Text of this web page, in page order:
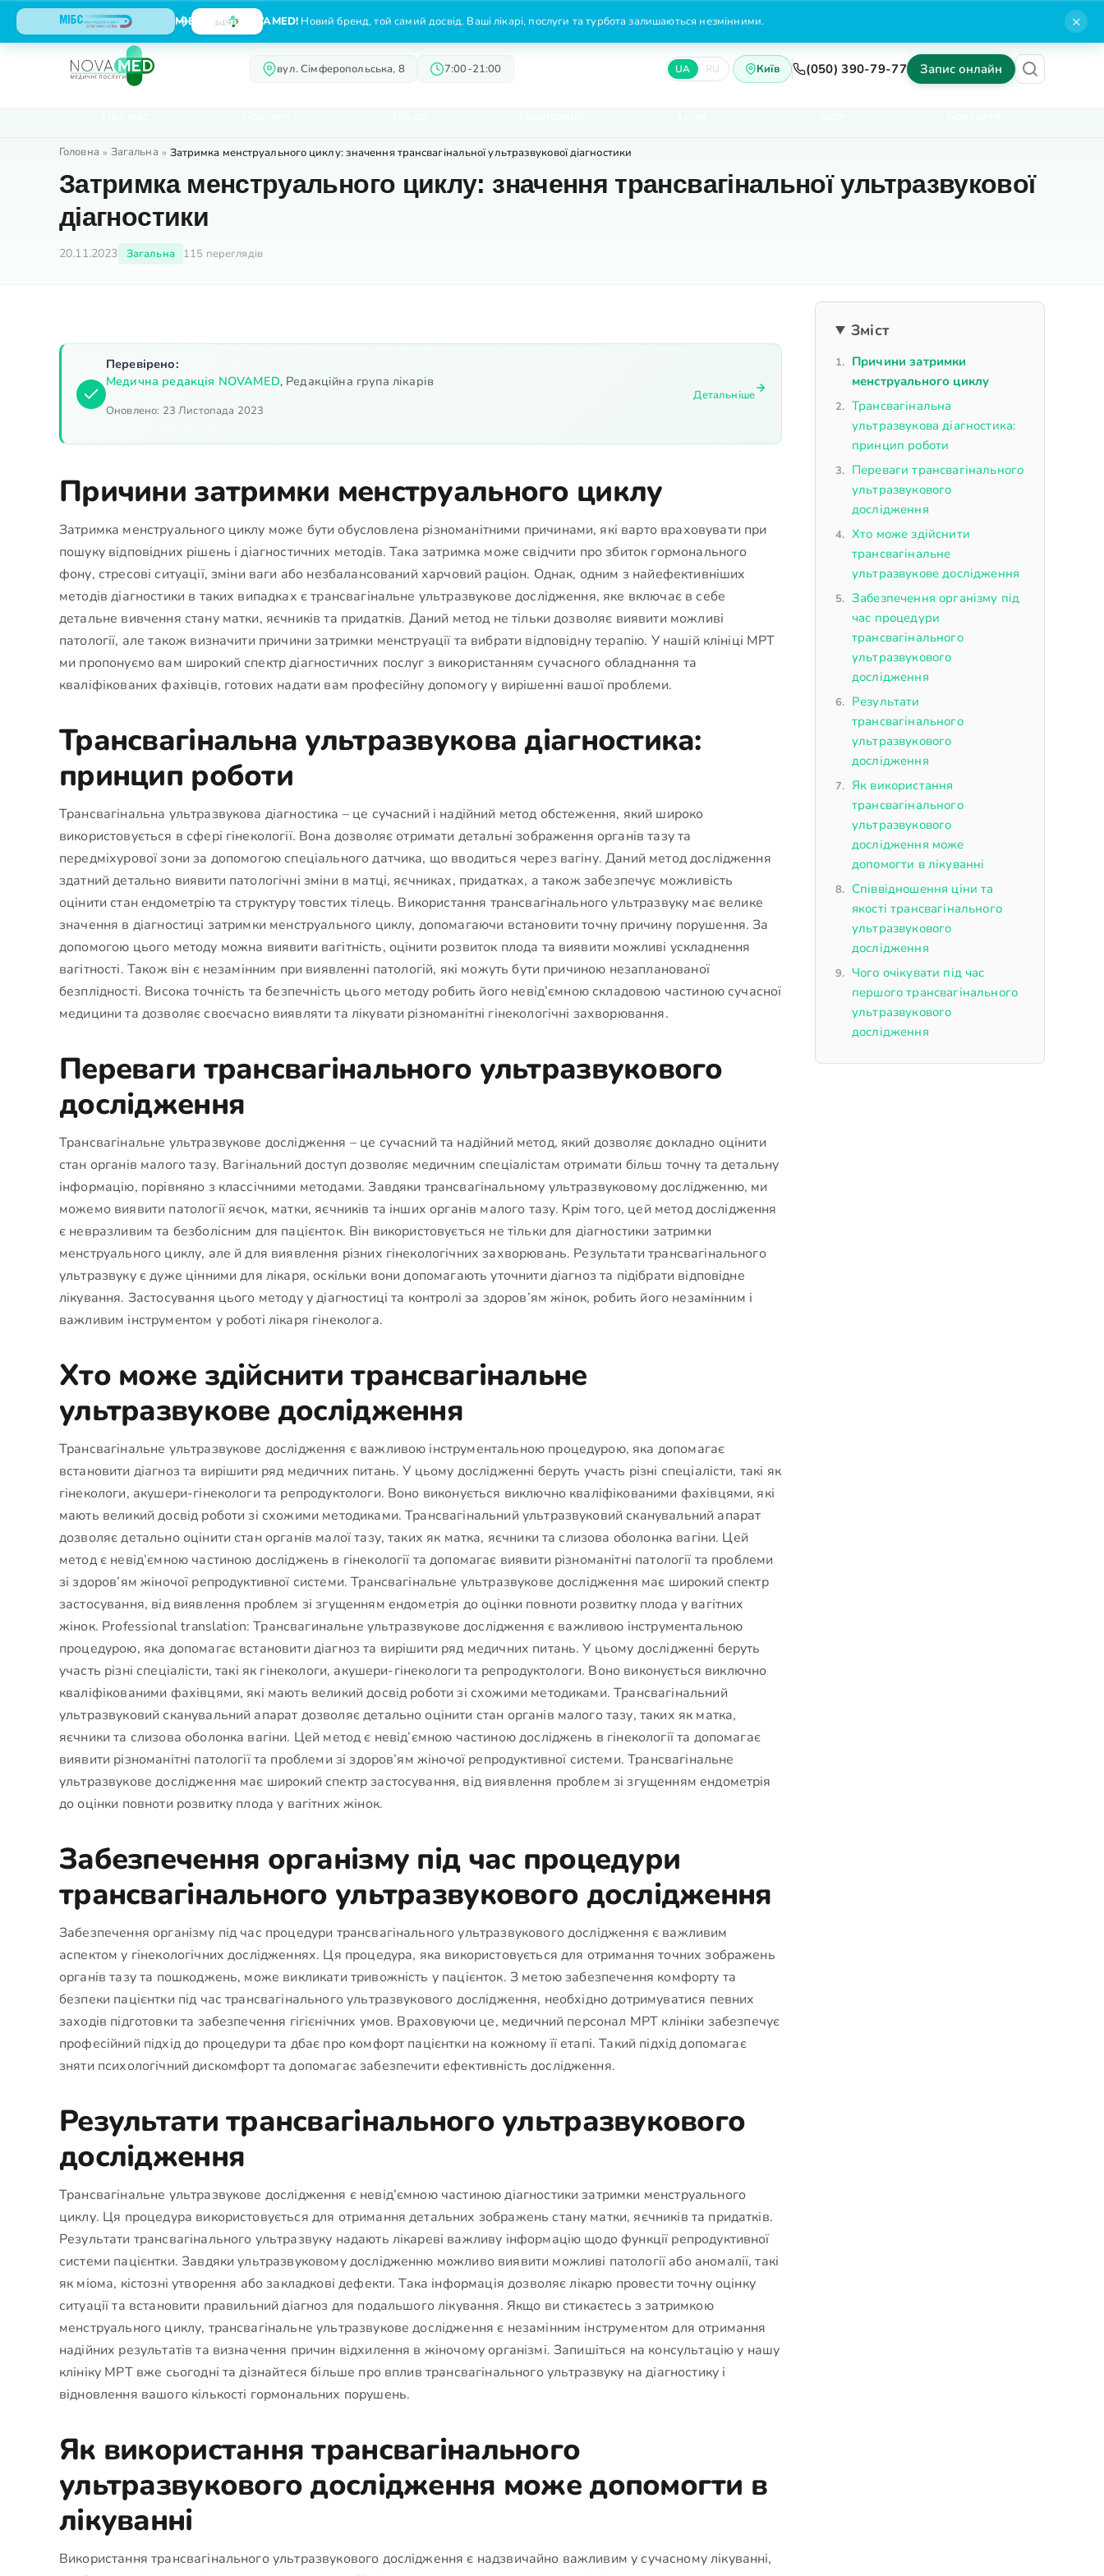
МІБС тепер NOVAMED! Новий бренд, той самий досвід. Ваші лікарі, послуги та турбота залишаються незмінними. ×
вул. Сімферопольська, 8 7:00-21:00 UA RU Київ (050) 390-79-77 Запис онлайн
Головна » Загальна » Затримка менструального циклу: значення трансвагінальної ультразвукової діагностики
Затримка менструального циклу: значення трансвагінальної ультразвукової
діагностики
20.11.2023 Загальна 115 переглядів
Перевірено:
Медична редакція NOVAMED, Редакційна група лікарів
Оновлено: 23 Листопада 2023
Детальніше
Причини затримки менструального циклу
Затримка менструального циклу може бути обусловлена різноманітними причинами, які варто враховувати при
пошуку відповідних рішень і діагностичних методів. Така затримка може свідчити про збиток гормонального
фону, стресові ситуації, зміни ваги або незбалансований харчовий раціон. Однак, одним з найефективніших
методів діагностики в таких випадках є трансвагінальне ультразвукове дослідження, яке включає в себе
детальне вивчення стану матки, яєчників та придатків. Даний метод не тільки дозволяє виявити можливі
патології, але також визначити причини затримки менструації та вибрати відповідну терапію. У нашій клініці МРТ
ми пропонуємо вам широкий спектр діагностичних послуг з використанням сучасного обладнання та
кваліфікованих фахівців, готових надати вам професійну допомогу у вирішенні вашої проблеми.
Трансвагінальна ультразвукова діагностика:
принцип роботи
Трансвагінальна ультразвукова діагностика – це сучасний і надійний метод обстеження, який широко
використовується в сфері гінекології. Вона дозволяє отримати детальні зображення органів тазу та
передміхурової зони за допомогою спеціального датчика, що вводиться через вагіну. Даний метод дослідження
здатний детально виявити патологічні зміни в матці, яєчниках, придатках, а також забезпечує можливість
оцінити стан ендометрію та структуру товстих тілець. Використання трансвагінального ультразвуку має велике
значення в діагностиці затримки менструального циклу, допомагаючи встановити точну причину порушення. За
допомогою цього методу можна виявити вагітність, оцінити розвиток плода та виявити можливі ускладнення
вагітності. Також він є незамінним при виявленні патологій, які можуть бути причиною незапланованої
безплідності. Висока точність та безпечність цього методу робить його невід’ємною складовою частиною сучасної
медицини та дозволяє своєчасно виявляти та лікувати різноманітні гінекологічні захворювання.
Переваги трансвагінального ультразвукового
дослідження
Трансвагінальне ультразвукове дослідження – це сучасний та надійний метод, який дозволяє докладно оцінити
стан органів малого тазу. Вагінальний доступ дозволяє медичним спеціалістам отримати більш точну та детальну
інформацію, порівняно з классічними методами. Завдяки трансвагінальному ультразвуковому дослідженню, ми
можемо виявити патології яєчок, матки, яєчників та інших органів малого тазу. Крім того, цей метод дослідження
є невразливим та безболісним для пацієнток. Він використовується не тільки для діагностики затримки
менструального циклу, але й для виявлення різних гінекологічних захворювань. Результати трансвагінального
ультразвуку є дуже цінними для лікаря, оскільки вони допомагають уточнити діагноз та підібрати відповідне
лікування. Застосування цього методу у діагностиці та контролі за здоров’ям жінок, робить його незамінним і
важливим інструментом у роботі лікаря гінеколога.
Хто може здійснити трансвагінальне
ультразвукове дослідження
Трансвагінальне ультразвукове дослідження є важливою інструментальною процедурою, яка допомагає
встановити діагноз та вирішити ряд медичних питань. У цьому дослідженні беруть участь різні спеціалісти, такі як
гінекологи, акушери-гінекологи та репродуктологи. Воно виконується виключно кваліфікованими фахівцями, які
мають великий досвід роботи зі схожими методиками. Трансвагінальний ультразвуковий сканувальний апарат
дозволяє детально оцінити стан органів малої тазу, таких як матка, яєчники та слизова оболонка вагіни. Цей
метод є невід’ємною частиною досліджень в гінекології та допомагає виявити різноманітні патології та проблеми
зі здоров’ям жіночої репродуктивної системи. Трансвагінальне ультразвукове дослідження має широкий спектр
застосування, від виявлення проблем зі згущенням ендометрія до оцінки повноти розвитку плода у вагітних
жінок. Professional translation: Трансвагинальне ультразвукове дослідження є важливою інструментальною
процедурою, яка допомагає встановити діагноз та вирішити ряд медичних питань. У цьому дослідженні беруть
участь різні спеціалісти, такі як гінекологи, акушери-гінекологи та репродуктологи. Воно виконується виключно
кваліфікованими фахівцями, які мають великий досвід роботи зі схожими методиками. Трансвагінальний
ультразвуковий сканувальний апарат дозволяє детально оцінити стан органів малого тазу, таких як матка,
яєчники та слизова оболонка вагіни. Цей метод є невід’ємною частиною досліджень в гінекології та допомагає
виявити різноманітні патології та проблеми зі здоров’ям жіночої репродуктивної системи. Трансвагінальне
ультразвукове дослідження має широкий спектр застосування, від виявлення проблем зі згущенням ендометрія
до оцінки повноти розвитку плода у вагітних жінок.
Забезпечення організму під час процедури
трансвагінального ультразвукового дослідження
Забезпечення організму під час процедури трансвагінального ультразвукового дослідження є важливим
аспектом у гінекологічних дослідженнях. Ця процедура, яка використовується для отримання точних зображень
органів тазу та пошкоджень, може викликати тривожність у пацієнток. З метою забезпечення комфорту та
безпеки пацієнтки під час трансвагінального ультразвукового дослідження, необхідно дотримуватися певних
заходів підготовки та забезпечення гігієнічних умов. Враховуючи це, медичний персонал МРТ клініки забезпечує
професійний підхід до процедури та дбає про комфорт пацієнтки на кожному її етапі. Такий підхід допомагає
зняти психологічний дискомфорт та допомагає забезпечити ефективність дослідження.
Результати трансвагінального ультразвукового
дослідження
Трансвагінальне ультразвукове дослідження є невід’ємною частиною діагностики затримки менструального
циклу. Ця процедура використовується для отримання детальних зображень стану матки, яєчників та придатків.
Результати трансвагінального ультразвуку надають лікареві важливу інформацію щодо функції репродуктивної
системи пацієнтки. Завдяки ультразвуковому дослідженню можливо виявити можливі патології або аномалії, такі
як міома, кістозні утворення або закладкові дефекти. Така інформація дозволяє лікарю провести точну оцінку
ситуації та встановити правильний діагноз для подальшого лікування. Якщо ви стикаєтесь з затримкою
менструального циклу, трансвагінальне ультразвукове дослідження є незамінним інструментом для отримання
надійних результатів та визначення причин відхилення в жіночому організмі. Запишіться на консультацію у нашу
клініку МРТ вже сьогодні та дізнайтеся більше про вплив трансвагінального ультразвуку на діагностику і
відновлення вашого кількості гормональних порушень.
Як використання трансвагінального
ультразвукового дослідження може допомогти в
лікуванні
Використання трансвагінального ультразвукового дослідження є надзвичайно важливим у сучасному лікуванні,
Зміст
Причини затримки
менструального циклу
Трансвагінальна
ультразвукова діагностика:
принцип роботи
Переваги трансвагінального
ультразвукового
дослідження
Хто може здійснити
трансвагінальне
ультразвукове дослідження
Забезпечення організму під
час процедури
трансвагінального
ультразвукового
дослідження
Результати
трансвагінального
ультразвукового
дослідження
Як використання
трансвагінального
ультразвукового
дослідження може
допомогти в лікуванні
Співвідношення ціни та
якості трансвагінального
ультразвукового
дослідження
Чого очікувати під час
першого трансвагінального
ультразвукового
дослідження